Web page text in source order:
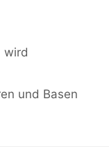
wird
und Basen